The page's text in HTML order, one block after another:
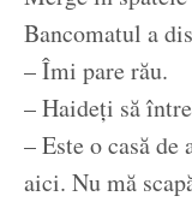
Bancomatul a
– Îmi pare rău.
– Haideți să
– Este o casă de
aici. Nu mă